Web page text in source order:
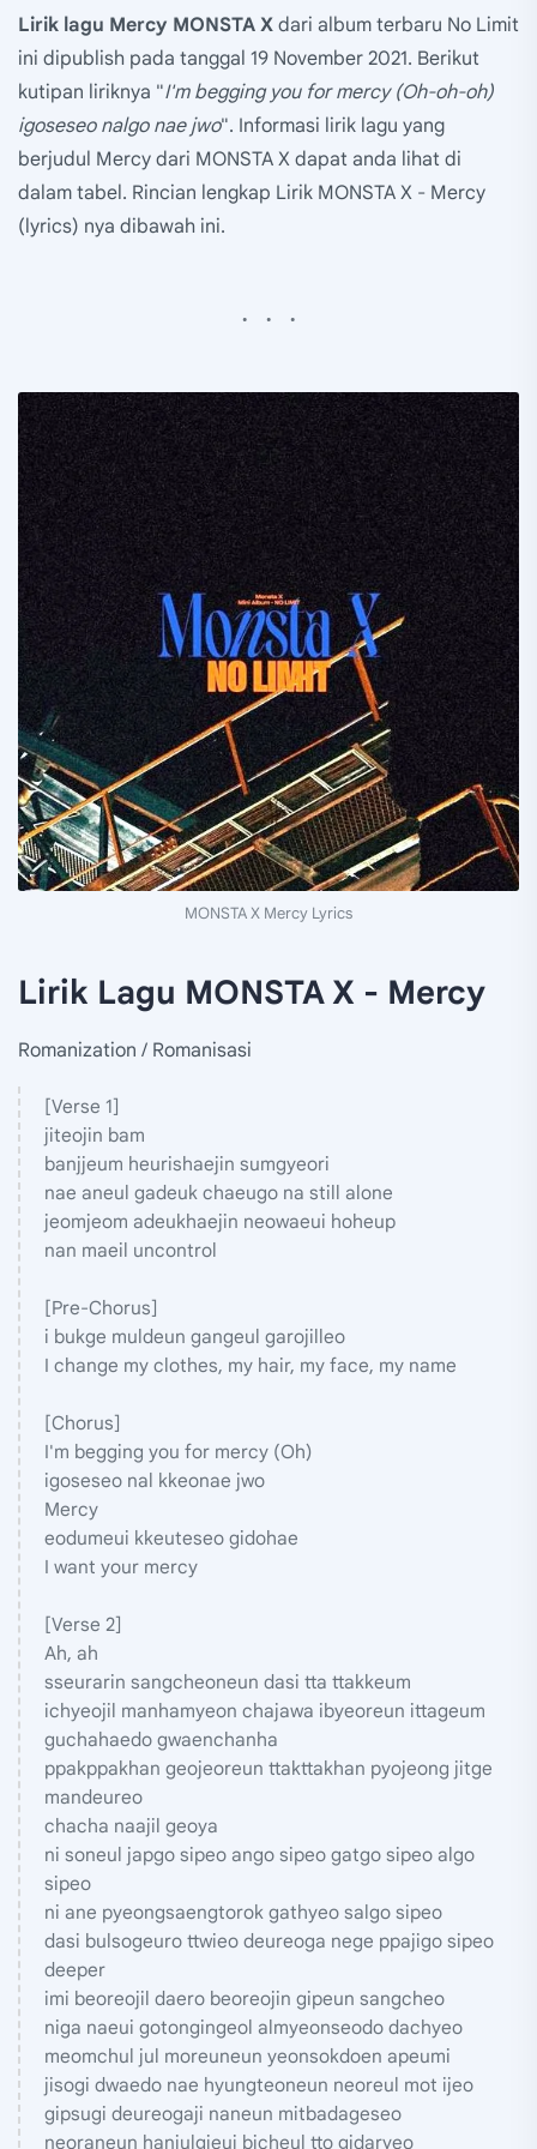
Lirik lagu Mercy MONSTA X dari album terbaru No Limit
ini dipublish pada tanggal 19 November 2021. Berikut
kutipan liriknya "I'm begging you for mercy (Oh-oh-oh)
igoseseo nalgo nae jwo". Informasi lirik lagu yang
berjudul Mercy dari MONSTA X dapat anda lihat di
dalam tabel. Rincian lengkap Lirik MONSTA X - Mercy
(lyrics) nya dibawah ini.
MONSTA X Mercy Lyrics
Lirik Lagu MONSTA X - Mercy
Romanization / Romanisasi
[Verse 1]
jiteojin bam
banjjeum heurishaejin sumgyeori
nae aneul gadeuk chaeugo na still alone
jeomjeom adeukhaejin neowaeui hoheup
nan maeil uncontrol
[Pre-Chorus]
i bukge muldeun gangeul garojilleo
I change my clothes, my hair, my face, my name
[Chorus]
I'm begging you for mercy (Oh)
igoseseo nal kkeonae jwo
Mercy
eodumeui kkeuteseo gidohae
I want your mercy
[Verse 2]
Ah, ah
sseurarin sangcheoneun dasi tta ttakkeum
ichyeojil manhamyeon chajawa ibyeoreun ittageum
guchahaedo gwaenchanha
ppakppakhan geojeoreun ttakttakhan pyojeong jitge
mandeureo
chacha naajil geoya
ni soneul japgo sipeo ango sipeo gatgo sipeo algo
sipeo
ni ane pyeongsaengtorok gathyeo salgo sipeo
dasi bulsogeuro ttwieo deureoga nege ppajigo sipeo
deeper
imi beoreojil daero beoreojin gipeun sangcheo
niga naeui gotongingeol almyeonseodo dachyeo
meomchul jul moreuneun yeonsokdoen apeumi
jisogi dwaedo nae hyungteoneun neoreul mot ijeo
gipsugi deureogaji naneun mitbadageseo
neoraneun hanjulgieui bicheul tto gidaryeo